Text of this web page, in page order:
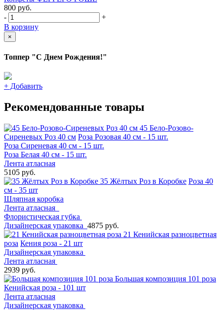
800 руб.
-
+
В корзину
×
Топпер "С Днем Рождения!"
+ Добавить
Рекомендованные товары
45 Бело-Розово-
Сиреневых Роз 40 см Роза Розовая 40 см - 15 шт.
Роза Сиреневая 40 см - 15 шт.
Роза Белая 40 см - 15 шт.
Лента атласная
5105 руб.
35 Жёлтых Роз в Коробке Роза 40
см - 35 шт
Шляпная коробка
Лента атласная
Флористическая губка
Дизайнерская упаковка 4875 руб.
21 Кенийская разноцветная
роза Кения роза - 21 шт
Дизайнерская упаковка
Лента атласная
2939 руб.
Большая композиция 101 роза
Кенийская роза - 101 шт
Лента атласная
Дизайнерская упаковка